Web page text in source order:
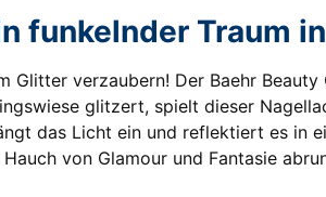
funkelnder Traum
Glitter verzaubern! Der Baehr
glitzert, spielt dieser
das Licht ein und reflektiert es in
von Glamour und Fantasie